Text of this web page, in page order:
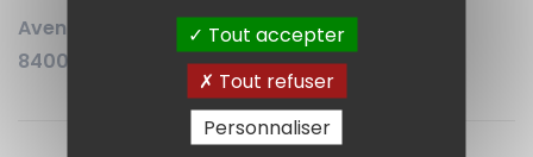
Avenue du Moulin Notre Dame
84000 Avignon
Tout accepter
Tout refuser
Personnaliser